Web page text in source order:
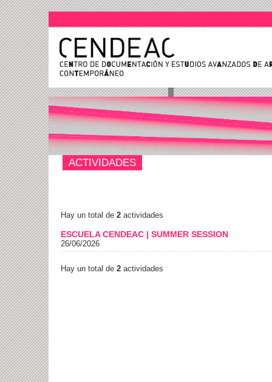
ACTIVIDADES
Hay un total de 2 actividades
ESCUELA CENDEAC | SUMMER SESSION
26/06/2026
Hay un total de 2 actividades